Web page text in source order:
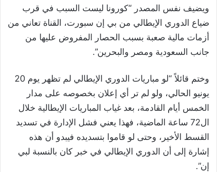
ويضيف نفس المصدر “كورونا ليست السبب في قرب
ضياع الدوري الإيطالي من بي إن سبورت، القناة تعاني من
أزمات مالية صعبة بسبب الحصار المفروض عليها من
جانب السعودية ومصر والبحرين”
.
وختم قائلاً“لو مباريات الدوري الإيطالي لم تظهر يوم 20
يونيو الحالي، ولو لم تر أي إعلان بخصوصه على مدار
الخمس أيام القادمة، بعد غياب المباريات الإيطالية خلال
ال72 ساعة الماضية، فهذا يعني فشل الإدارة في تسديد
القسط الأخير، وحتى لو قاموا بتسديده فيبدو أن هذه
إشارة إلى أن الدوري الإيطالي في خبر كان بالنسبة لبي
إن”
.